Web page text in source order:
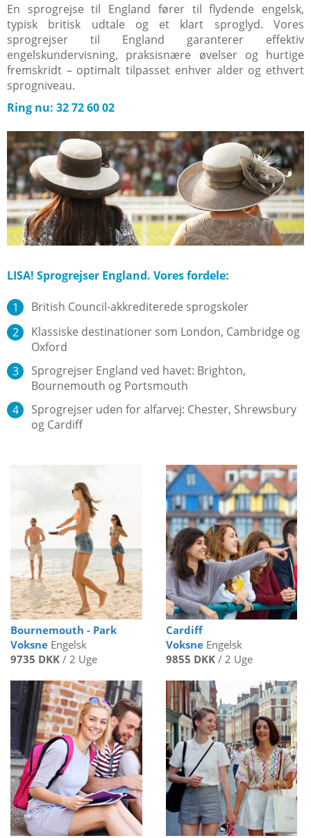
En sprogrejse til England fører til flydende engelsk,
typisk britisk udtale og et klart sproglyd. Vores
sprogrejser til England garanterer effektiv
engelskundervisning, praksisnære øvelser og hurtige
fremskridt – optimalt tilpasset enhver alder og ethvert
sprogniveau.
Ring nu: 32 72 60 02
LISA! Sprogrejser England. Vores fordele:
British Council-akkrediterede sprogskoler
Klassiske destinationer som London, Cambridge og
Oxford
Sprogrejser England ved havet: Brighton,
Bournemouth og Portsmouth
Sprogrejser uden for alfarvej: Chester, Shrewsbury
og Cardiff
Bournemouth - Park
Voksne Engelsk
9735 DKK / 2 Uge
Cardiff
VoksneEngelsk
9855 DKK/ 2 Uge